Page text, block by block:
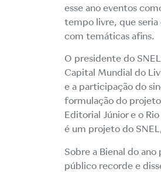
esse ano eventos
tempo livre, que seria
com temáticas afins.
O presidente do
Capital Mundial do
e a participação do
formulação do
Editorial Júnior e o
é um projeto do
Sobre a Bienal do
público recorde e